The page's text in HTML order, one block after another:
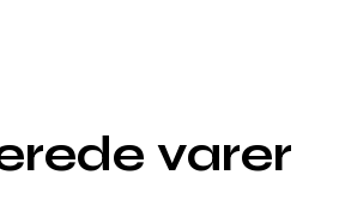
varer